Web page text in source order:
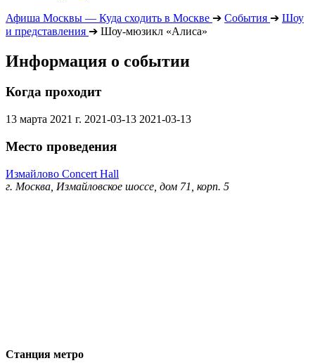
Афиша Москвы — Куда сходить в Москве ➔ События ➔ Шоу
и представления ➔ Шоу-мюзикл «Алиса»
Информация о событии
Когда проходит
13 марта 2021 г. 2021-03-13 2021-03-13
Место проведения
Измайлово Concert Hall
г. Москва, Измайловское шоссе, дом 71, корп. 5
Станция метро